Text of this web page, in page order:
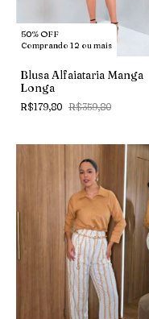
50% OFF
Comprando 12 ou mais
Blusa Alfaiataria Manga
Longa
R$179,80 R$359,80